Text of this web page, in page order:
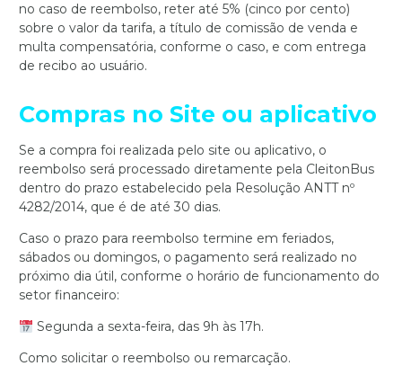
no caso de reembolso, reter até 5% (cinco por cento)
sobre o valor da tarifa, a título de comissão de venda e
multa compensatória, conforme o caso, e com entrega
de recibo ao usuário.
Compras no Site ou aplicativo
Se a compra foi realizada pelo site ou aplicativo, o
reembolso será processado diretamente pela CleitonBus
dentro do prazo estabelecido pela Resolução ANTT nº
4282/2014, que é de até 30 dias.
Caso o prazo para reembolso termine em feriados,
sábados ou domingos, o pagamento será realizado no
próximo dia útil, conforme o horário de funcionamento do
setor financeiro:
Segunda a sexta-feira, das 9h às 17h.
Como solicitar o reembolso ou remarcação.